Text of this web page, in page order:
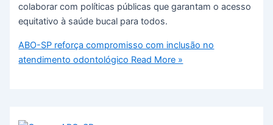
colaborar com políticas públicas que garantam o acesso
equitativo à saúde bucal para todos.
ABO-SP reforça compromisso com inclusão no
atendimento odontológico Read More »